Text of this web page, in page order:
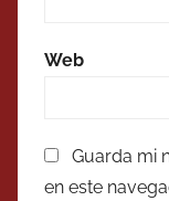
Web
Guarda mi
en este